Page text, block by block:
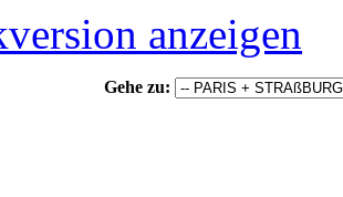
anzeigen
Gehe zu: